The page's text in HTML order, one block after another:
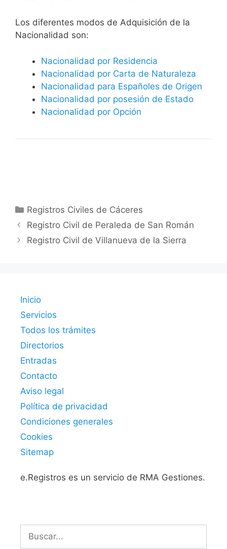
​​​Los diferentes modos de Adquisición de la
Nacionalidad son:
Nacionalidad por Residencia
Nacionalidad por Carta de Naturaleza
Nacionalidad para Españoles de Origen
Nacionalidad por posesión de Estado
Nacionalidad por Opción
Categorías
Registros Civiles de Cáceres
Registro Civil de Peraleda de San Román
Registro Civil de Villanueva de la Sierra
Inicio
Servicios
Todos los trámites
Directorios
Entradas
Contacto
Aviso legal
Política de privacidad
Condiciones generales
Cookies
Sitemap
e.Registros es un servicio de RMA Gestiones.
Buscar: